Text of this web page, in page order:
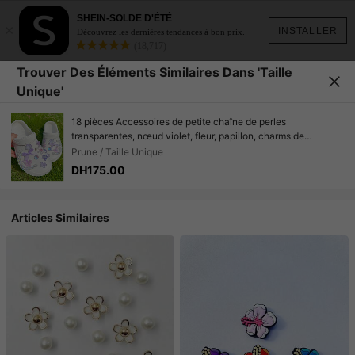
INSTALLER
SHEIN-SOLDE D'ÉTÉ
Découvrez les dernières tendances à bon prix.
Trouver Des Éléments Similaires Dans 'Taille
Unique'
18 pièces Accessoires de petite chaîne de perles
transparentes, nœud violet, fleur, papillon, charms de
chaussures, série rose mignonne convenant aux pantoufles
perforées
Prune / Taille Unique
DH175.00
Articles Similaires